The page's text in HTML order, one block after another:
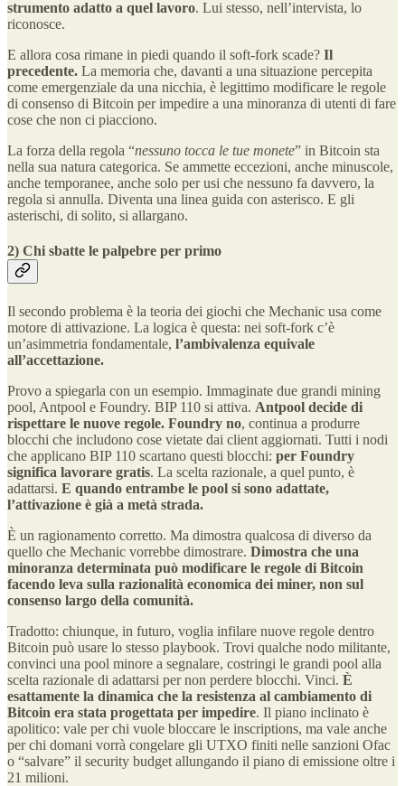
strumento adatto a quel lavoro. Lui stesso, nell’intervista, lo
riconosce.
E allora cosa rimane in piedi quando il soft-fork scade? Il
precedente. La memoria che, davanti a una situazione percepita
come emergenziale da una nicchia, è legittimo modificare le regole
di consenso di Bitcoin per impedire a una minoranza di utenti di fare
cose che non ci piacciono.
La forza della regola “nessuno tocca le tue monete” in Bitcoin sta
nella sua natura categorica. Se ammette eccezioni, anche minuscole,
anche temporanee, anche solo per usi che nessuno fa davvero, la
regola si annulla. Diventa una linea guida con asterisco. E gli
asterischi, di solito, si allargano.
2) Chi sbatte le palpebre per primo
Il secondo problema è la teoria dei giochi che Mechanic usa come
motore di attivazione. La logica è questa: nei soft-fork c’è
un’asimmetria fondamentale, l’ambivalenza equivale
all’accettazione.
Provo a spiegarla con un esempio. Immaginate due grandi mining
pool, Antpool e Foundry. BIP 110 si attiva. Antpool decide di
rispettare le nuove regole. Foundry no, continua a produrre
blocchi che includono cose vietate dai client aggiornati. Tutti i nodi
che applicano BIP 110 scartano questi blocchi: per Foundry
significa lavorare gratis. La scelta razionale, a quel punto, è
adattarsi. E quando entrambe le pool si sono adattate,
l’attivazione è già a metà strada.
È un ragionamento corretto. Ma dimostra qualcosa di diverso da
quello che Mechanic vorrebbe dimostrare. Dimostra che una
minoranza determinata può modificare le regole di Bitcoin
facendo leva sulla razionalità economica dei miner, non sul
consenso largo della comunità.
Tradotto: chiunque, in futuro, voglia infilare nuove regole dentro
Bitcoin può usare lo stesso playbook. Trovi qualche nodo militante,
convinci una pool minore a segnalare, costringi le grandi pool alla
scelta razionale di adattarsi per non perdere blocchi. Vinci. È
esattamente la dinamica che la resistenza al cambiamento di
Bitcoin era stata progettata per impedire. Il piano inclinato è
apolitico: vale per chi vuole bloccare le inscriptions, ma vale anche
per chi domani vorrà congelare gli UTXO finiti nelle sanzioni Ofac
o “salvare” il security budget allungando il piano di emissione oltre i
21 milioni.